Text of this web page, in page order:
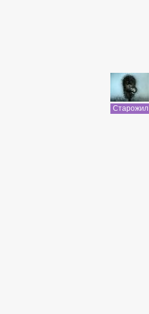
Старожил